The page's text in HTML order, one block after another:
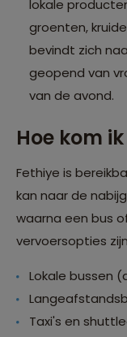
lokale
groenten,
bevindt zich
geopend van
van de avond.
Hoe kom
Fethiye is
kan naar de
waarna een bus
vervoersopties
Lokale bussen
Taxi's en